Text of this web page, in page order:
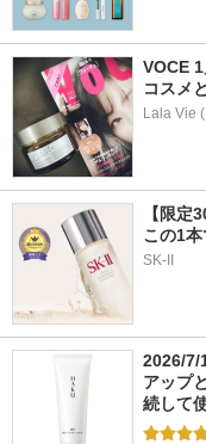
VOCE
コスメ
Lala Vie
【限定
この1本
SK-II
2026/7/
アップ
続して